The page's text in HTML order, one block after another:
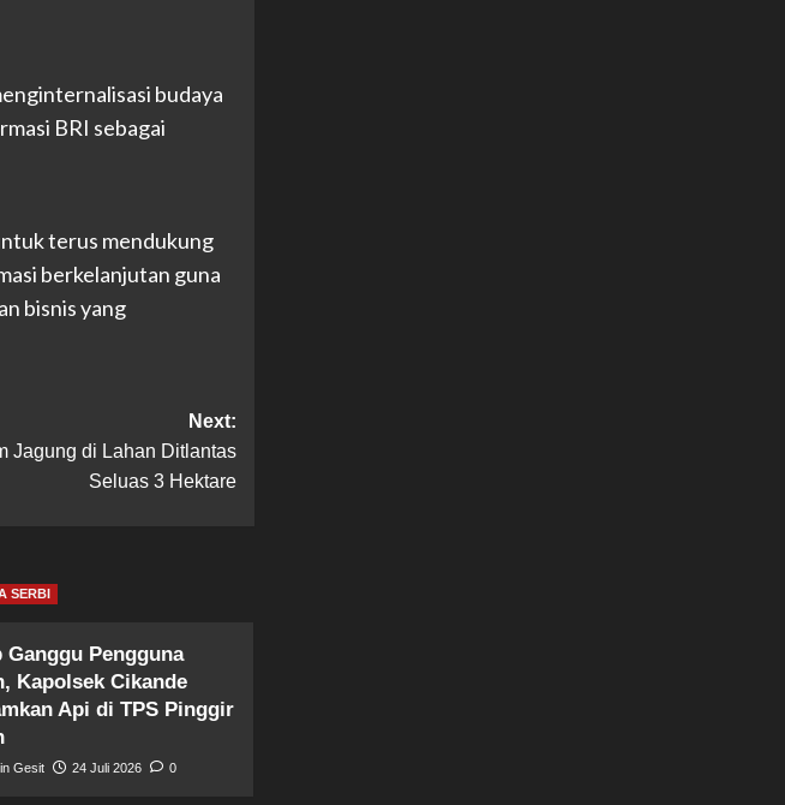
budaya
BRI sebagai
terus mendukung
berkelanjutan guna
bisnis yang
Next:
Jagung di Lahan Ditlantas
Seluas 3 Hektare
SERBI
Ganggu Pengguna
Kapolsek Cikande
Api di TPS Pinggir
Gesit 24 Juli 2026 0